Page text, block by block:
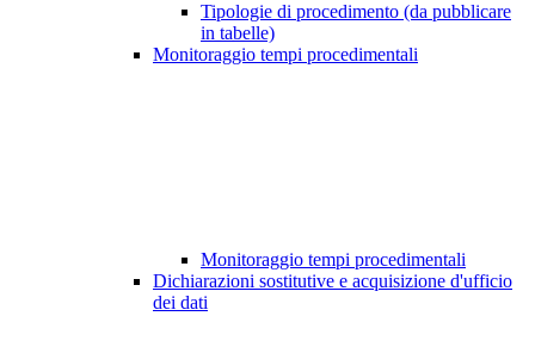
Tipologie di procedimento (da pubblicare
in tabelle)
Monitoraggio tempi procedimentali
Monitoraggio tempi procedimentali
Dichiarazioni sostitutive e acquisizione d'ufficio
dei dati